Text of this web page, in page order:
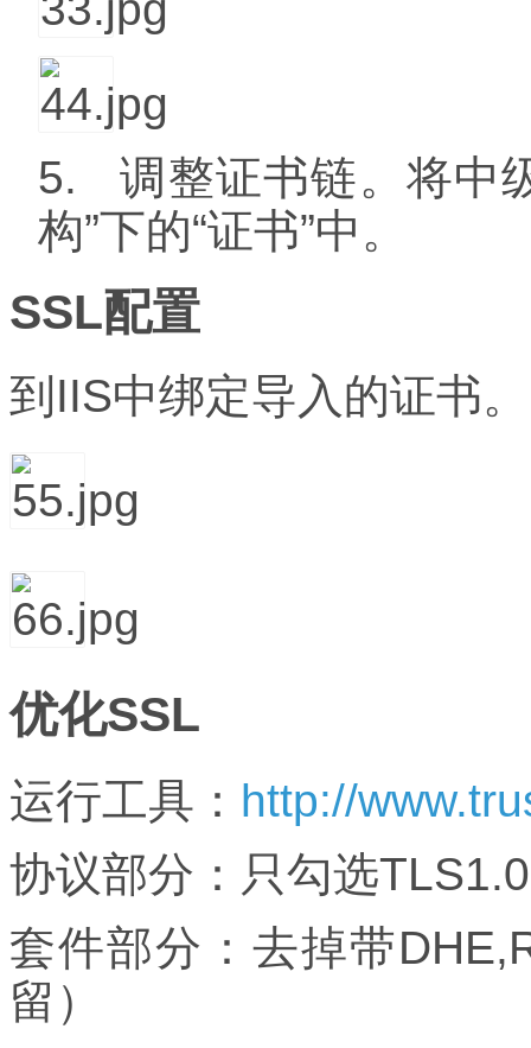
5.
调整证书链。将中
构”下的“证书”中。
SSL配置
到 IIS中绑定导入的证书。
优化SSL
运行工具： http://
协议部分：只勾选
套件部分：去掉带
留）